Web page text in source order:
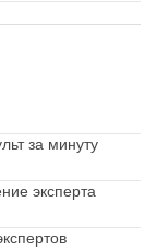
за минуту
эксперта